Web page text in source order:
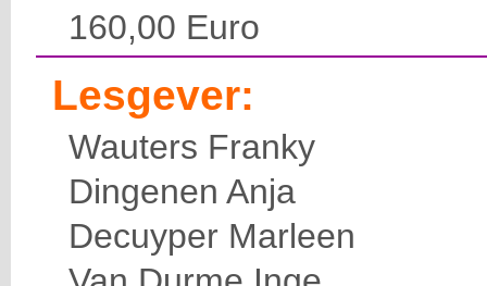
160,00 Euro
Lesgever:
Wauters Franky
Dingenen Anja
Decuyper Marleen